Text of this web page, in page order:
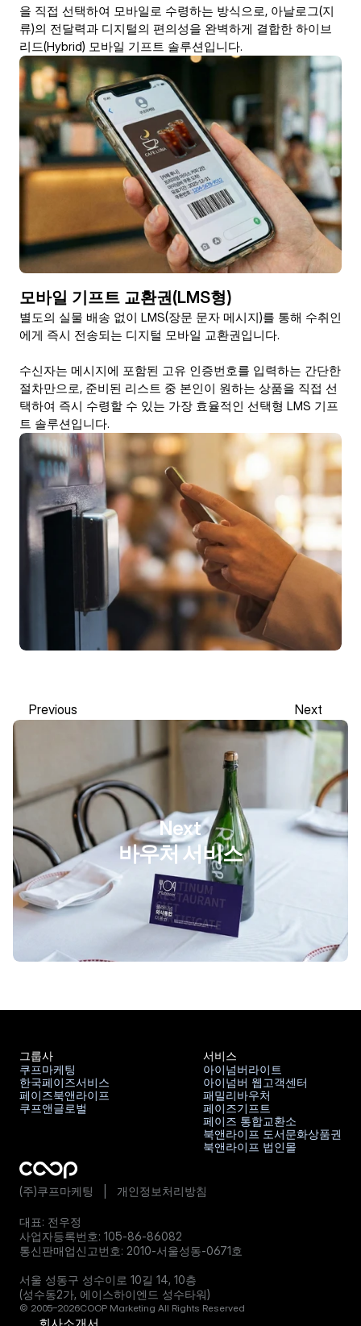
을 직접 선택하여 모바일로 수령하는 방식으로, 아날로그(지
류)의 전달력과 디지털의 편의성을 완벽하게 결합한 하이브
리드(Hybrid) 모바일 기프트 솔루션입니다.
모바일 기프트 교환권(LMS형)
별도의 실물 배송 없이 LMS(장문 문자 메시지)를 통해 수취인
에게 즉시 전송되는 디지털 모바일 교환권입니다.
수신자는 메시지에 포함된 고유 인증번호를 입력하는 간단한
절차만으로, 준비된 리스트 중 본인이 원하는 상품을 직접 선
택하여 즉시 수령할 수 있는 가장 효율적인 선택형 LMS 기프
트 솔루션입니다.
Next
Next
Previous
Next
바우처 서비스
(주)쿠프마케팅   | 개인정보처리방침
대표: 전우정
사업자등록번호: 105-86-86082
통신판매업신고번호: 2010-서울성동-0671호
서울 성동구 성수이로 10길 14, 10층
(성수동2가, 에이스하이엔드 성수타워)
© 2005–2026COOP Marketing All Rights Reserved
그룹사
쿠프마케팅
쿠프마케팅
한국페이즈서비스
한국페이즈서비스
페이즈북앤라이프
페이즈북앤라이프
쿠프앤글로벌
서비스
아이넘버라이트
아이넘버라이트
아이넘버 웹고객센터
아이넘버 웹고객센터
패밀리바우처
패밀리바우처
페이즈기프트
페이즈기프트
페이즈 통합교환소
페이즈 통합교환소
북앤라이프 도서문화상품권
북앤라이프 도서문화상품권
북앤라이프 법인몰
대량발송 및 상품구매문의